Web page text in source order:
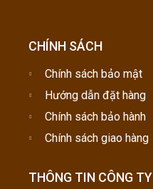
CHÍNH SÁCH
Chính sách bảo mật
Hướng dẫn đặt hàng
Chính sách bảo hành
Chính sách giao hàng
THÔNG TIN CÔNG TY